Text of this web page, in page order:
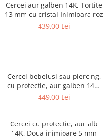
Cercei aur galben 14K, Tortite
13 mm cu cristal Inimioara roz
439,00 Lei
Cercei bebelusi sau piercing,
cu protectie, aur galben 14K,
Piatra zirconia 2 mm
449,00 Lei
Cercei cu protectie, aur alb
14K, Doua inimioare 5 mm